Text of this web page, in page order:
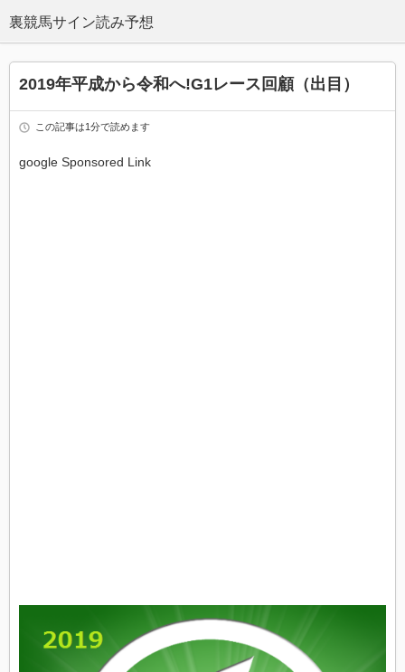
2019年平成から令和へ!G1レース回顧（出目）
この記事は1分で読めます
google Sponsored Link